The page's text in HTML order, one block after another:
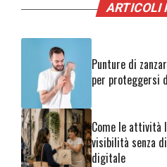
ARTICOLI
Punture di
per proteggersi
Come le attività
visibilità senza
digitale